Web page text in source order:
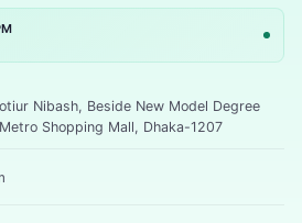
Nibash, Beside New Model Degree
Shopping Mall, Dhaka-1207